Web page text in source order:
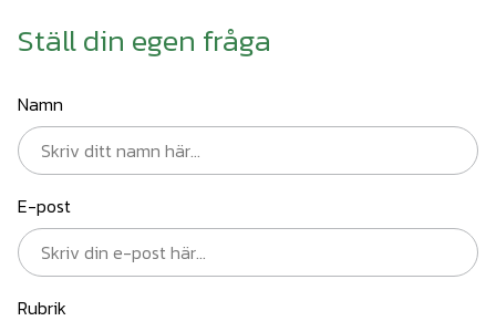
Ställ din egen fråga
Namn
E-post
Rubrik